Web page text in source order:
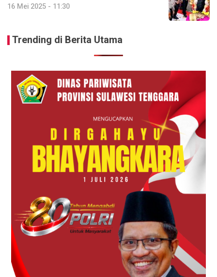
16 Mei 2025 - 11:30
Trending di Berita Utama